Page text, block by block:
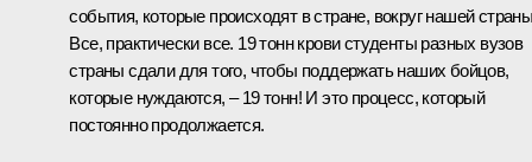
события, которые происходят в стране, вокруг нашей
Все, практически все. 19 тонн крови студенты разных вузов
страны сдали для того, чтобы поддержать наших бойцов,
которые нуждаются, – 19 тонн! И это процесс, который
постоянно продолжается.